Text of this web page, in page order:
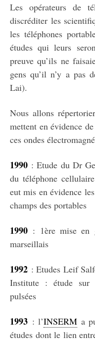
Les opérateurs de
discréditer les
les téléphones
études qui leurs
preuve qu’ils ne
gens qu’il n’y a pas
Lai).
Nous allons
mettent en évidence
ces ondes
1990 : Etude du Dr
du téléphone
eut mis en évidence
champs des portables
1990 : 1ère mise en
marseillais
1992 : Etudes Leif
Institute : étude sur
pulsées
1993 : l’INSERM a
études dont le lien